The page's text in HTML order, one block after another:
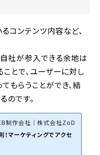
コンテンツ内容など、
社が参入できる余地は
とで、ユーザーに対し
もらうことができ、結
のです。
制作会社｜株式会社ZoDDo
マーケティングでアクセ